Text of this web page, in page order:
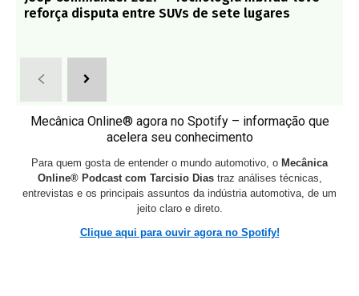
reforça disputa entre SUVs de sete lugares
Mecânica Online® agora no Spotify – informação que
acelera seu conhecimento
Para quem gosta de entender o mundo automotivo, o Mecânica
Online® Podcast com Tarcisio Diastraz análises técnicas,
entrevistas e os principais assuntos da indústria automotiva, de um
jeito claro e direto.
Clique aqui para ouvir agora no Spotify!